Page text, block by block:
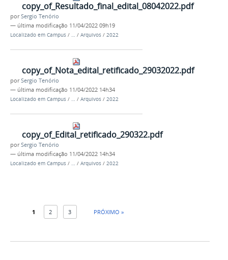
copy_of_Resultado_final_edital_08042022.pdf
porSergio Tenório
— última modificação 11/04/2022 09h19
Localizado em Campus / … / Arquivos / 2022
copy_of_Nota_edital_retificado_29032022.pdf
porSergio Tenório
— última modificação 11/04/2022 14h34
Localizado em Campus / … / Arquivos / 2022
copy_of_Edital_retificado_290322.pdf
porSergio Tenório
— última modificação 11/04/2022 14h34
Localizado em Campus / … / Arquivos / 2022
1 2 3 PRÓXIMO »